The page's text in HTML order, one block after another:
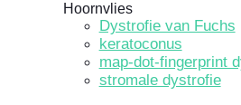
Hoornvlies
Dystrofie van Fuchs
keratoconus
map-dot-fingerprint
stromale dystrofie